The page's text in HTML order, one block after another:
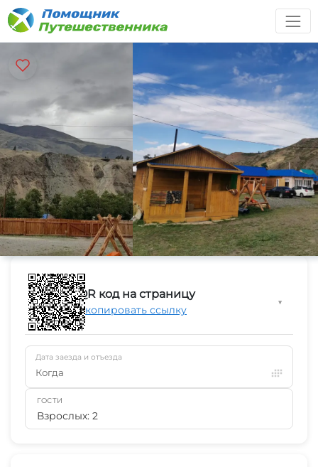
QR код на страницу
Скопировать ссылку
▼
Дата заезда и отъезда
Когда
ГОСТИ
Взрослых: 2